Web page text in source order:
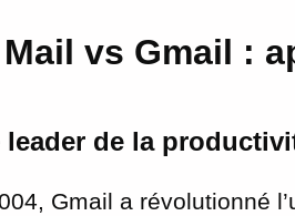
vs Gmail :
leader de la
Gmail a révolutionné